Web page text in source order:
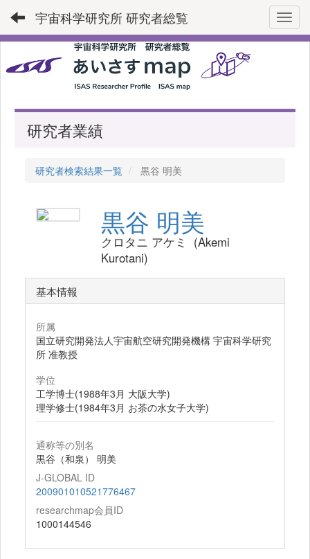
宇宙科学研究所 研究者総覧
研究者業績
研究者検索結果一覧 黒谷 明美
黒谷 明美
クロタニ アケミ (Akemi
Kurotani)
基本情報
所属
国立研究開発法人宇宙航空研究開発機構 宇宙科学研究
所 准教授
学位
工学博士(1988年3月 大阪大学)
理学修士(1984年3月 お茶の水女子大学)
通称等の別名
黒谷（和泉） 明美
J-GLOBAL ID
200901010521776467
researchmap会員ID
1000144546